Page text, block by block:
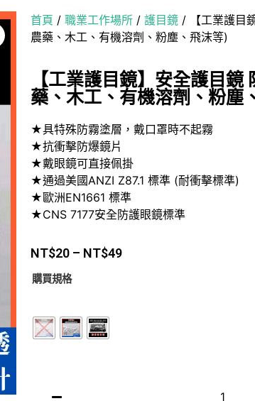
首頁 / 職業工作場所 / 護目鏡 / 【工業護目
農藥、木工、有機溶劑、粉塵、飛沫等)
【工業護目鏡】安全護目
藥、木工、有機溶劑、粉塵
★具特殊防霧塗層，戴口罩時不起霧
★抗衝擊防爆鏡片
★戴眼鏡可直接佩掛
★通過美國ANZI Z87.1 標準 (耐衝擊標準)
★歐洲EN1661 標準
★CNS 7177安全防護眼鏡標準
NT$20 – NT$49
購買規格